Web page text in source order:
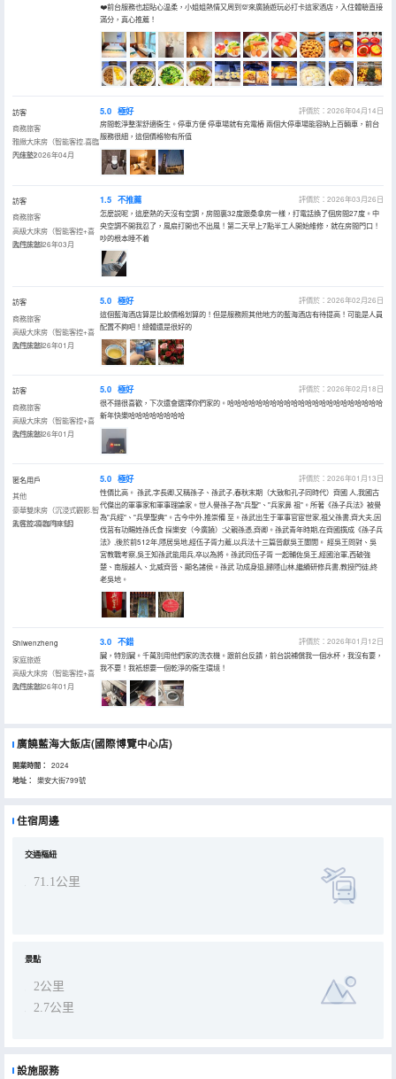
❤️前台服務也超貼心温柔，小姐姐熱情又周到💯來廣饒遊玩必打卡這家酒店，入住體驗直接
滿分，真心推薦！
訪客
商務旅客
雅緻大床房（智能客控.喜臨
門床墊）
入住於2026年04月
5.0 極好
評價於：2026年04月14日
房間乾淨整潔舒適衞生。停車方便 停車場就有充電樁 兩個大停車場能容納上百輛車，前台
服務很細，這個價格物有所值
訪客
商務旅客
高級大床房（智能客控+喜
臨門床墊）
入住於2026年03月
1.5 不推薦
評價於：2026年03月26日
怎麼説呢，這麼熱的天沒有空調，房間裏32度跟桑拿房一樣，打電話換了個房間27度。中
央空調不開我忍了，風扇打開也不出風！第二天早上7點半工人開始維修，就在房間門口！
吵的根本睡不着
訪客
商務旅客
高級大床房（智能客控+喜
臨門床墊）
入住於2026年01月
5.0 極好
評價於：2026年02月26日
這個藍海酒店算是比較價格划算的！但是服務照其他地方的藍海酒店有待提高！可能是人員
配置不夠吧！總體還是很好的
訪客
商務旅客
高級大床房（智能客控+喜
臨門床墊）
入住於2026年01月
5.0 極好
評價於：2026年02月18日
很不錯很喜歡，下次還會選擇你們家的。哈哈哈哈哈哈哈哈哈哈哈哈哈哈哈哈哈哈哈哈哈哈
新年快樂哈哈哈哈哈哈哈哈
匿名用戶
其他
豪華雙床房（沉浸式觀影.智
能客控.喜臨門床墊）
入住於2026年01月
5.0 極好
評價於：2026年01月13日
性價比高。 孫武,字長卿,又稱孫子、孫武子,春秋末期（大致和孔子同時代）齊國 人,我國古
代傑出的軍事家和軍事理論家。世人譽孫子為"兵聖"、"兵家鼻 祖"。所著《孫子兵法》被譽
為"兵經"、"兵學聖典"。古今中外,推崇備 至。孫武出生于軍事官宦世家,祖父孫書,齊大夫,因
伐莒有功賜姓孫氏食 採樂安（今廣饒）;父親孫憑,齊卿。孫武青年時期,在齊國撰成《孫子兵
法》,後於前512年,隱居吳地,經伍子胥力薦,以兵法十三篇晉獻吳王闔閭。 經吳王問對、吳
宮教戰考察,吳王知孫武能用兵,卒以為將。孫武同伍子胥 一起輔佐吳王,經國治軍,西破強
楚、南服越人、北威齊晉、顯名諸侯。孫武 功成身退,歸隱山林,繼續研修兵書,教授門徒,終
老吳地。
Shiwenzheng
家庭旅遊
高級大床房（智能客控+喜
臨門床墊）
入住於2026年01月
3.0 不錯
評價於：2026年01月12日
臟，特別臟。千萬別用他們家的洗衣機。跟前台反饋，前台説補償我一個水杯，我沒有要，
我不要！我衹想要一個乾淨的衞生環境！
廣饒藍海大飯店(國際博覽中心店)
開業時間： 2024
地址： 樂安大街799號
住宿周邊
交通樞紐
71.1公里
景點
2公里
2.7公里
設施服務